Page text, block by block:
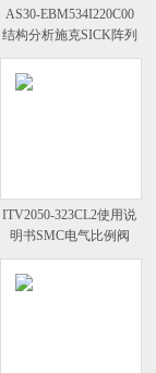
AS30-EBM534I220C00
结构分析施克SICK阵列
型传感器1095586
ITV2050-323CL2使用说
明书SMC电气比例阀